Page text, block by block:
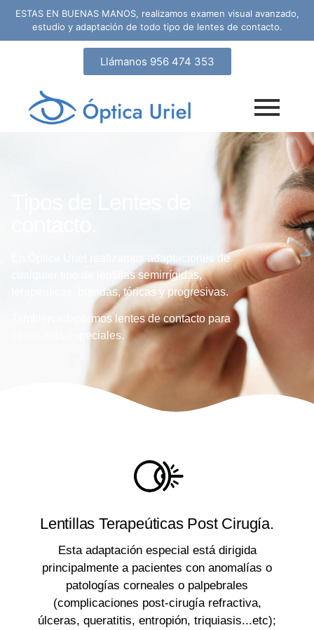
ESTAS EN BUENAS MANOS, realizamos examen visual avanzado,
estudio y adaptación de todo tipo de lentes de contacto.
Llámanos 956 474 353
En Óptica Uriel realizamos adaptaciones de
cualquier tipo de lentillas semirrígidas,
terapéuticas, blandas, tóricas y progresivas.
También adaptamos lentes de contacto para
casos más especiales.
Lentillas Terapeúticas Post Cirugía.
Esta adaptación especial está dirigida
principalmente a pacientes con anomalías o
patologías corneales o palpebrales
(complicaciones post-cirugía refractiva,
úlceras, queratitis, entropión, triquiasis...etc);